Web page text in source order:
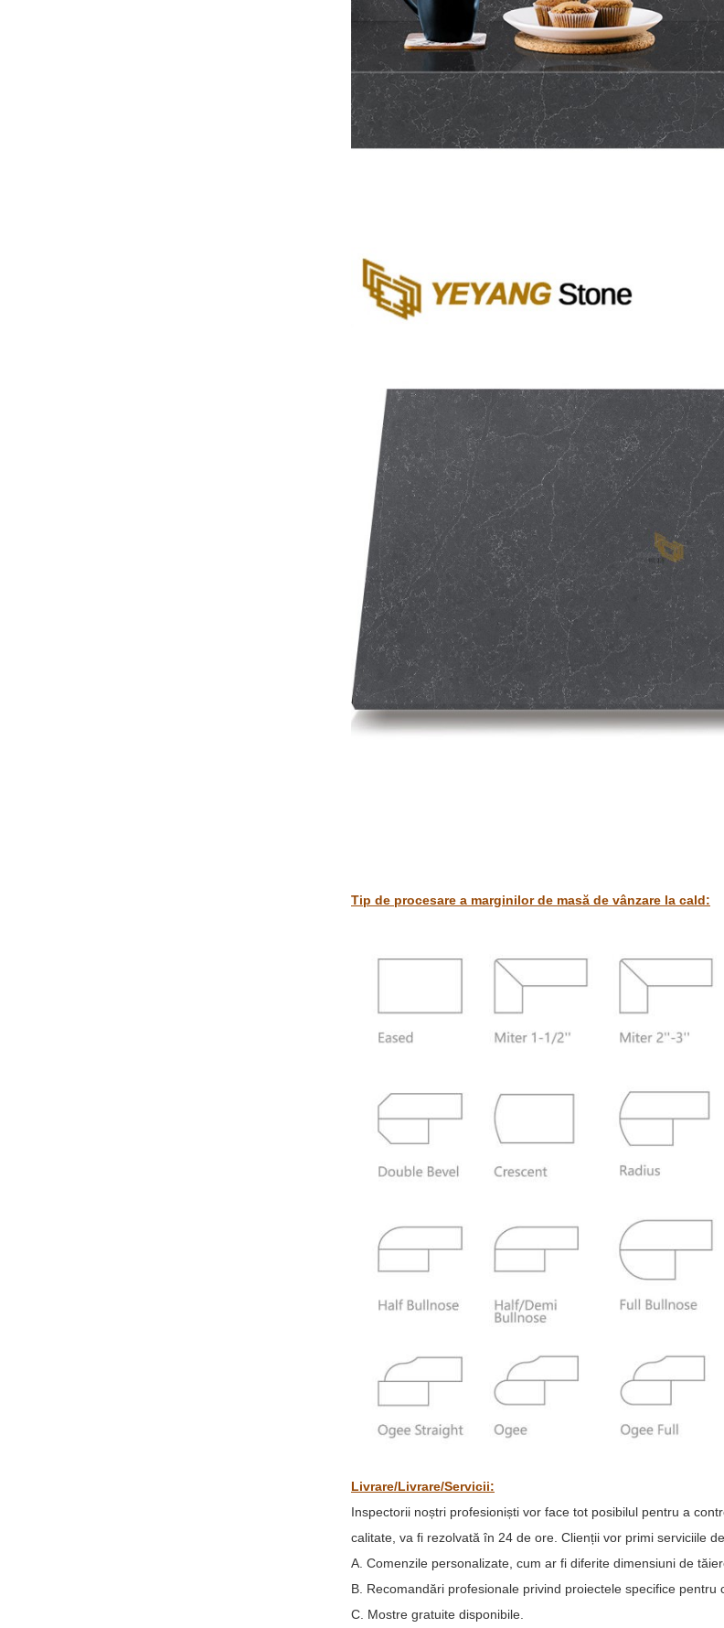
Tip de procesare a marginilor de masă de vânzare la cald:
Livrare/Livrare/Servicii:
Inspectorii noștri profesioniști vor face tot posibilul pentru a
calitate, va fi rezolvată în 24 de ore. Clienții vor primi serviciile
A. Comenzile personalizate, cum ar fi diferite dimensiuni de
B. Recomandări profesionale privind proiectele specifice pentru
C. Mostre gratuite disponibile.